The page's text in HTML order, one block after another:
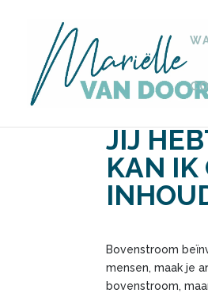
JIJ
KAN IK
Bovenstroom
mensen, maak je
bovenstroom,